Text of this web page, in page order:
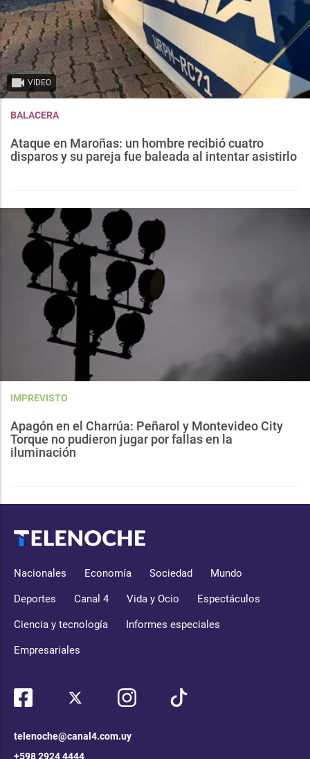
VIDEO
BALACERA
Ataque en Maroñas: un hombre recibió cuatro
disparos y su pareja fue baleada al intentar asistirlo
IMPREVISTO
Apagón en el Charrúa: Peñarol y Montevideo City
Torque no pudieron jugar por fallas en la
iluminación
Nacionales Economía Sociedad Mundo
Deportes Canal 4 Vida y Ocio Espectáculos
Ciencia y tecnología Informes especiales
Empresariales
telenoche@canal4.com.uy
+598 2924 4444